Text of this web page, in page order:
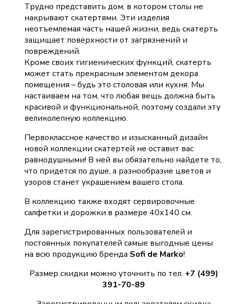
Трудно представить дом, в котором столы не
накрывают скатертями. Эти изделия
неотъемлемая часть нашей жизни, ведь скатерть
защищает поверхности от загрязнений и
повреждений.
Кроме своих гигиенических функций, скатерть
может стать прекрасным элементом декора
помещения – будь это столовая или кухня. Мы
настаиваем на том, что любая вещь должна быть
красивой и функциональной, поэтому создали эту
великолепную коллекцию.
Первоклассное качество и изысканный дизайн
новой коллекции скатертей не оставит вас
равнодушными! В ней вы обязательно найдете то,
что придется по душе, а разнообразие цветов и
узоров станет украшением вашего стола.
В коллекцию также входят сервировочные
салфетки и дорожки в размере 40х140 см.
Для зарегистрированных пользователей и
постоянных покупателей самые выгодные цены
на всю продукцию бренда Sofi de Marko!
Размер скидки можно уточнить по тел. +7 (499)
391-70-89